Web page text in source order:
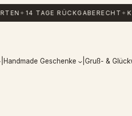
✦14 TAGE RÜCKGABERECHT✦
Handmade Geschenke Gruß- &